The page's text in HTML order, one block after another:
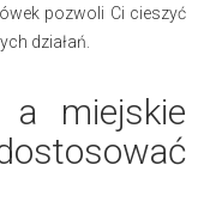
pozwoli Ci cieszyć
działań.
a miejskie